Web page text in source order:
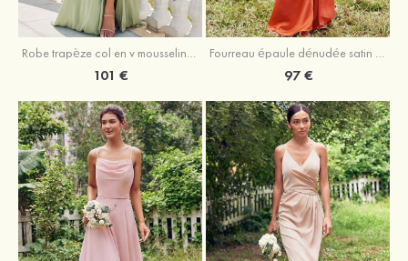
Robe trapèze col en v mousseline ras du sol robe de demoiselle d'honneur
101 €
Fourreau épaule dénudée satin extensible ras du sol robe de demoiselle d'honneur
97 €